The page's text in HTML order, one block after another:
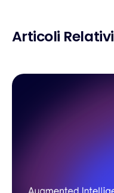
Articoli Relativi